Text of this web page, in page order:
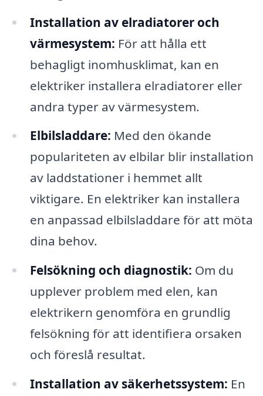
Installation av elradiatorer och
värmesystem: För att hålla ett
behagligt inomhusklimat, kan en
elektriker installera elradiatorer eller
andra typer av värmesystem.
Elbilsladdare: Med den ökande
populariteten av elbilar blir installation
av laddstationer i hemmet allt
viktigare. En elektriker kan installera
en anpassad elbilsladdare för att möta
dina behov.
Felsökning och diagnostik: Om du
upplever problem med elen, kan
elektrikern genomföra en grundlig
felsökning för att identifiera orsaken
och föreslå resultat.
Installation av säkerhetssystem: En